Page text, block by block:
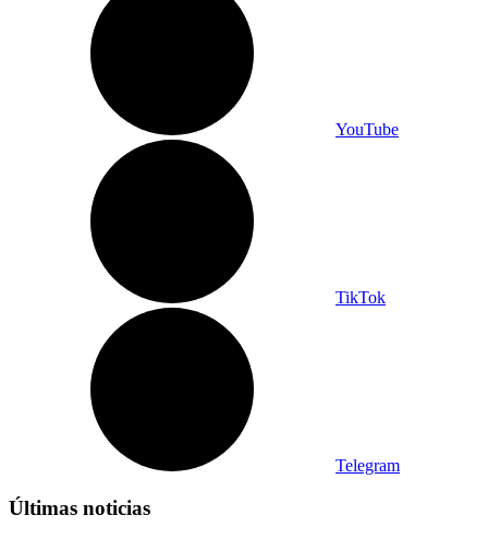
YouTube
TikTok
Telegram
Últimas noticias